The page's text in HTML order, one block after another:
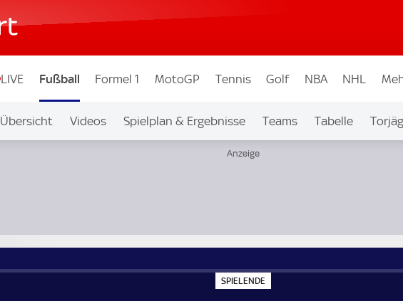
LIVE Fußball Formel 1 MotoGP Tennis Golf NBA NHL
Übersicht Videos Spielplan & Ergebnisse Teams Tabelle
SPIELENDE
P